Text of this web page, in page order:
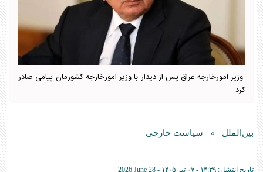
وزیر امورخارجه عراق پس از دیدار با وزیر امورخارجه کشورمان پیامی صادر
کرد.
بین‌الملل » سیاست خارجی
تاریخ انتشار: ۱۴:۳۹ - ۰۷ تير ۱۴۰۵ -
2026 June 28